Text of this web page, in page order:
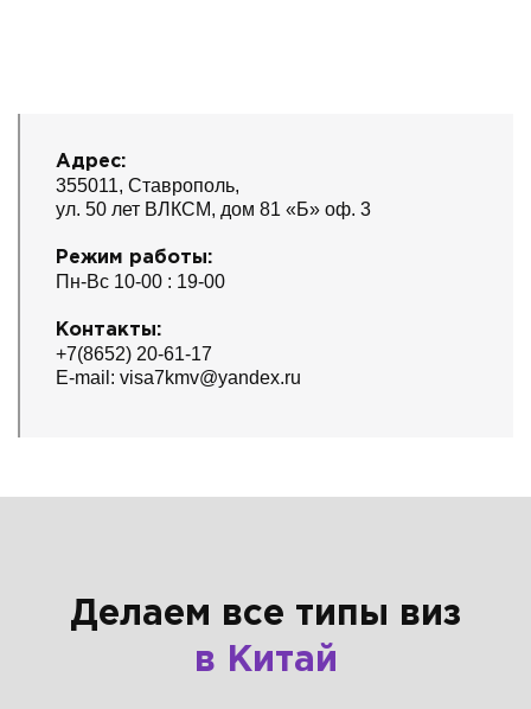
Адрес:
355011, Ставрополь,
ул. 50 лет ВЛКСМ, дом 81 «Б» оф. 3
Режим работы:
Пн-Вс 10-00 : 19-00
Контакты:
+7(8652) 20-61-17
E-mail: visa7kmv@yandex.ru
Делаем все типы виз
в Китай